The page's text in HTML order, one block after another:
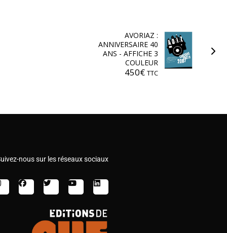
AVORIAZ :
ANNIVERSAIRE 40
ANS - AFFICHE 3
COULEUR
450€ TTC
nous sur les réseaux sociaux